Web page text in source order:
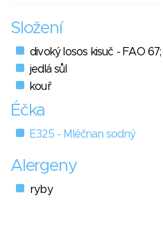
Složení
divoký losos kisuč - FAO
jedlá sůl
kouř
Éčka
E325 - Mléčnan sodný
Alergeny
ryby